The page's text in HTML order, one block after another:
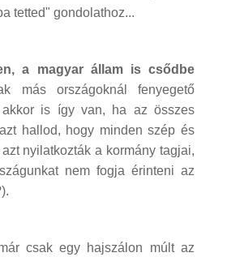
tetted" gondolathoz...
a magyar állam is csődbe
más országoknál fenyegető
is így van, ha az összes
hallod, hogy minden szép és
nyilatkozták a kormány tagjai,
nem fogja érinteni az
csak egy hajszálon múlt az